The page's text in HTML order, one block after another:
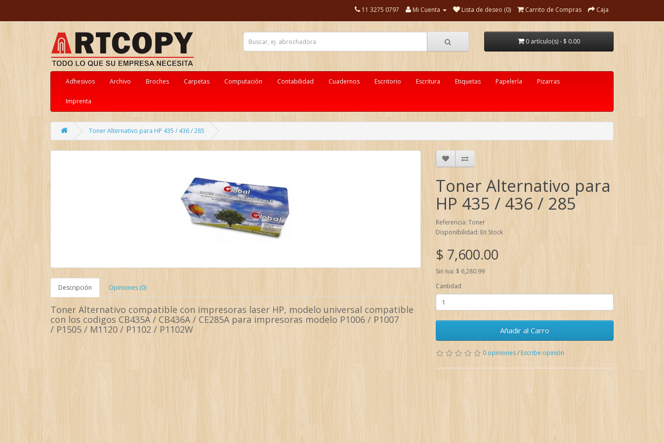
11 3275 0797 Mi Cuenta Lista de deseo (0) Carrito de Compras Caja
0 artículo(s) - $ 0.00
Adhesivos Archivo Broches Carpetas Computación Contabilidad Cuadernos Escritorio Escritura Etiquetas Papelería Pizarras
Imprenta
Toner Alternativo para HP 435 / 436 / 285
Descripción Opiniones (0)
Toner Alternativo compatible con impresoras laser HP, modelo universal compatible
con los codigos CB435A / CB436A / CE285A para impresoras modelo P1006 / P1007
/ P1505 / M1120 / P1102 / P1102W
Toner Alternativo para
HP 435 / 436 / 285
Referencia: Toner
Disponibilidad: En Stock
$ 7,600.00
Sin Iva: $ 6,280.99
Cantidad
Añadir al Carro
0 opiniones/ Escribe opinión